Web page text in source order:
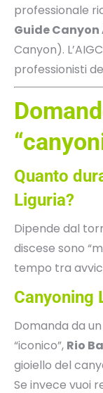
professionale
Guide Canyon
Canyon).
professionisti
Quanto
Liguria?
Dipende dal
discese sono
tempo tra
Canyoning
Domanda da
“iconico”, Rio
gioiello del
Se invece vuoi